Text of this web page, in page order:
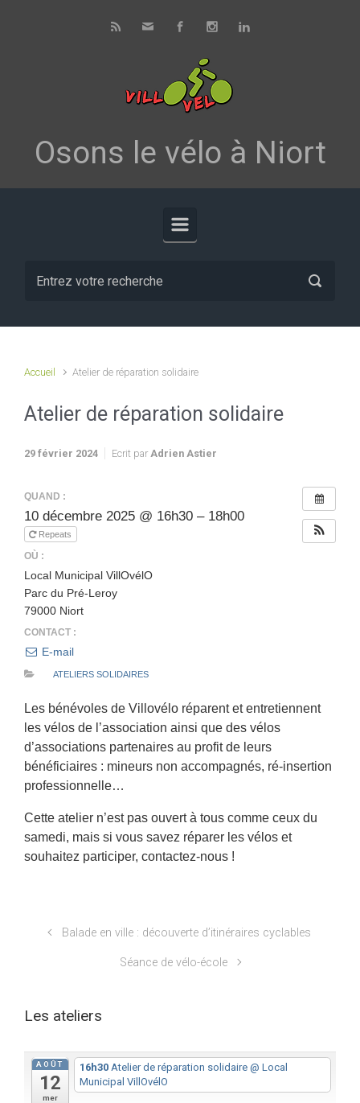
Skip to main content
Osons le vélo à Niort
Accueil Atelier de réparation solidaire
Atelier de réparation solidaire
29 février 2024 Ecrit par Adrien Astier
QUAND :
10 décembre 2025 @ 16h30 – 18h00
Repeats
OÙ :
Local Municipal VillOvélO
Parc du Pré-Leroy
79000 Niort
CONTACT :
E-mail
ATELIERS SOLIDAIRES
Les bénévoles de Villovélo réparent et entretiennent
les vélos de l’association ainsi que des vélos
d’associations partenaires au profit de leurs
bénéficiaires : mineurs non accompagnés, ré-insertion
professionnelle…
Cette atelier n’est pas ouvert à tous comme ceux du
samedi, mais si vous savez réparer les vélos et
souhaitez participer, contactez-nous !
Balade en ville : découverte d’itinéraires cyclables
Séance de vélo-école
Les ateliers
AOÛT
12
mer
16h30 Atelier de réparation solidaire @ Local
Municipal VillOvélO